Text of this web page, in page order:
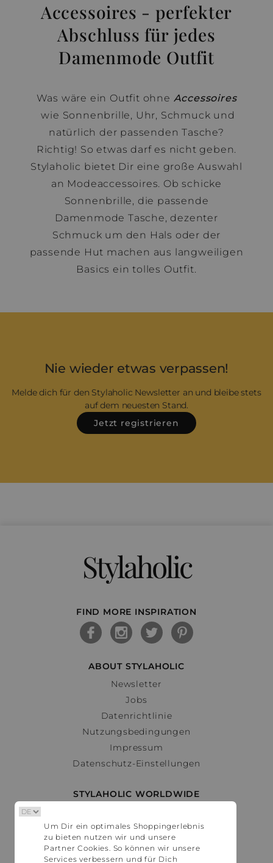
Accessoires - perfekter
Abschluss für jedes
Damenmode Outfit
Was wäre ein Outfit ohne Accessoires
wie Sonnenbrille, Uhr, Schmuck und
natürlich der passenden Tasche?
Richtig! So etwas darf es nicht geben.
Stylaholic bietet Dir eine große Auswahl
an Modeaccessoires. Ob schicke
Sonnenbrille, die passende
Damenmode Tasche, dezenter
Schmuck um den Hals oder der
passende Hut machen aus langweiligen
Basics ein tolles Outfit.
Nie wieder etwas verpassen!
Melde dich für den Stylaholic Newsletter an und bleibe stets
auf dem neuesten Stand.
Jetzt registrieren
Stylaholic
FIND MORE INSPIRATION
ABOUT STYLAHOLIC
Newsletter
Jobs
Datenrichtlinie
Nutzungsbedingungen
Impressum
Datenschutz-Einstellungen
STYLAHOLIC WORLDWIDE
Österreich
Schweiz
France
Um Dir ein optimales Shoppingerlebnis
zu bieten nutzen wir und unsere
Partner Cookies. So können wir unsere
Services verbessern und für Dich